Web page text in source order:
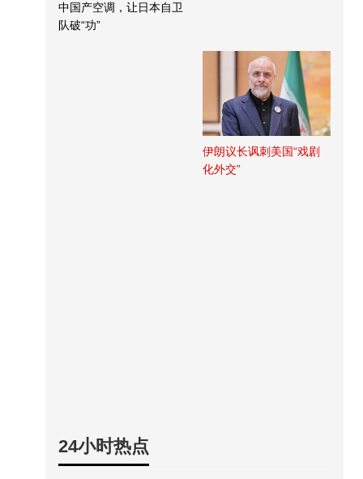
中国产空调，让日本自卫
队破“功”
伊朗议长讽刺美国“戏剧
化外交”
24小时热点